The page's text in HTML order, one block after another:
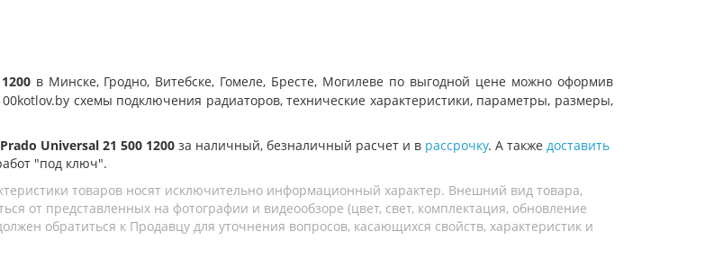
в Минске, Гродно, Витебске, Гомеле, Бресте, Могилеве по выгодной цене можно оформив
схемы подключения радиаторов, технические характеристики, параметры, размеры,
Universal 21 500 1200 за наличный, безналичный расчет и в рассрочку. А также доставить
"под ключ".
товаров носят исключительно информационный характер. Внешний вид товара,
от представленных на фотографии и видеообзоре (цвет, свет, комплектация, обновление
обратиться к Продавцу для уточнения вопросов, касающихся свойств, характеристик и